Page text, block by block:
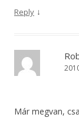
Reply ↓
Már megvan,